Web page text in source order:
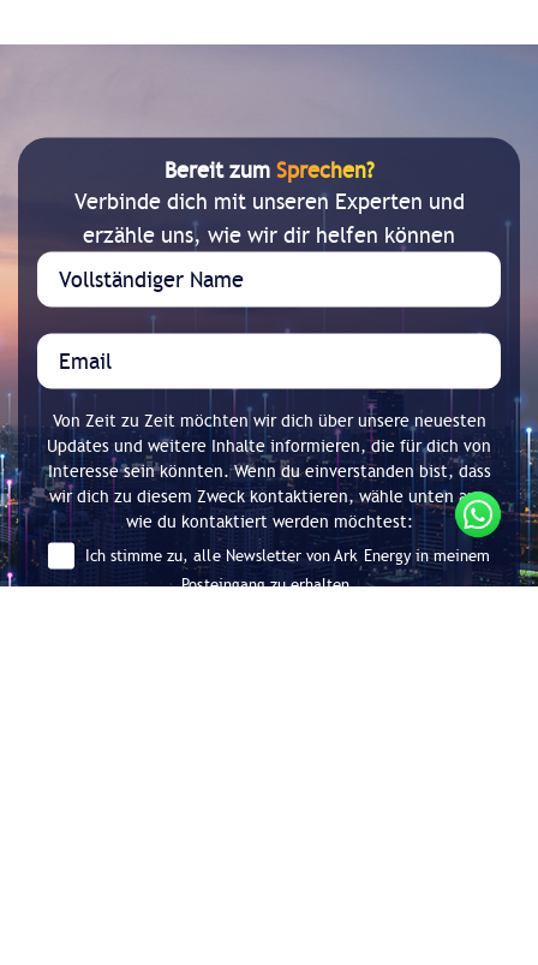
Bereit zum Sprechen?
Verbinde dich mit unseren Experten und
erzähle uns, wie wir dir helfen können
Von Zeit zu Zeit möchten wir dich über unsere neuesten
Updates und weitere Inhalte informieren, die für dich von
Interesse sein könnten. Wenn du einverstanden bist, dass
wir dich zu diesem Zweck kontaktieren, wähle unten aus,
wie du kontaktiert werden möchtest:
Ich stimme zu, alle Newsletter von Ark Energy in meinem
Posteingang zu erhalten.